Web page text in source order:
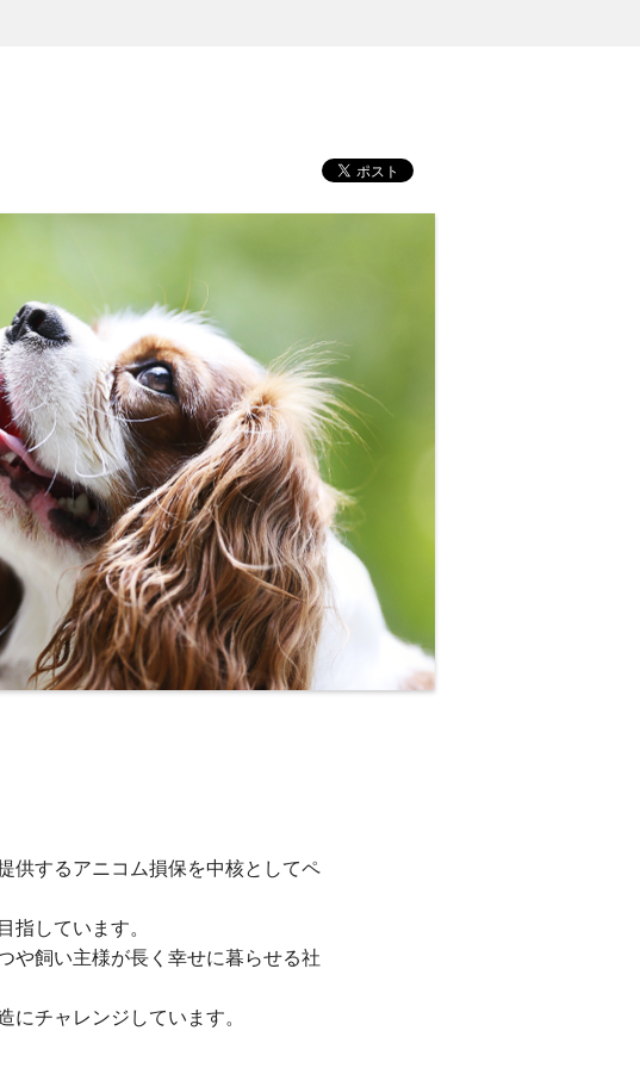
供するアニコム損保を中核としてペ
指しています。
や飼い主様が長く幸せに暮らせる社
チャレンジしています。